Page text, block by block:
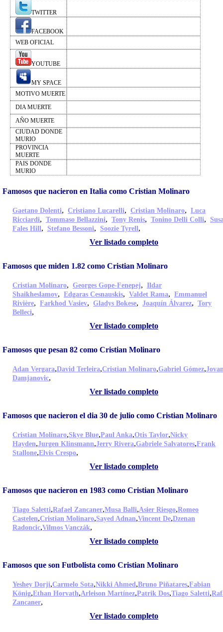
TWITTER
FACEBOOK
WEB OFICIAL
YOUTUBE
MY SPACE
MOTIVO MUERTE
DIA MUERTE
AÑO MUERTE
CIUDAD DONDE
MURIO
PROVINCIA
MUERTE
PAIS DONDE
MURIO
Famosos que nacieron en Italia como Cristian Molinaro
Gaetano Dolenti, Cristiano Lucarelli, Cristian Molinaro, Luca
Ricciardi, Tommaso Bellazzini, Tony Renis, Tonino Delli Colli,
Fales Hill, Stefano Bessoni, Soozie Tyrell,
Ver listado completo
Famosos que miden 1.82 como Cristian Molinaro
Cristian Molinaro, Georges Gope-Fenepej, Ildar
Shaikheslamov, Edgaras Cesnauskis, Valdet Rama, Emmanuel
Rivière, Farkhod Vasiev, Gladys Bokese, Joaquín Álvarez, Tory
Belleci,
Ver listado completo
Famosos que pesan 82 como Cristian Molinaro
Adan Vergara,David Terleira,Cristian Molinaro,Gabriel Gómez,
Damjanovic,
Ver listado completo
Famosos que nacieron el dia 30 de julio como Cristian Molinaro
Cristian Molinaro,Skye Blue,Paul Anka,Otis Taylor,Nicky
Hayden,Jurgen Klinsmann,Jerry Rivera,Gabriele Salvatores,Frank
Stallone,Elvis Crespo,
Ver listado completo
Famosos que nacieron en 1983 como Cristian Molinaro
Tiago Saletti,Rafael Zancaner,Musa Balli,Asier Riesgo,Romeo
Castelen,Cristian Molinaro,Sayed Adnan,Vincent De,Dzenan
Radoncic,Vilmos Vanczák,
Ver listado completo
Famosos que son Futbolista como Cristian Molinaro
Yeshey Dorji,Carmelo Sota,Nikki Ahmed,Bruno Piñatares,Fabian
König,Ethan Horvath,Arleison Martínez,Patrik Dos,Tiago Saletti,
Zancaner,
Ver listado completo